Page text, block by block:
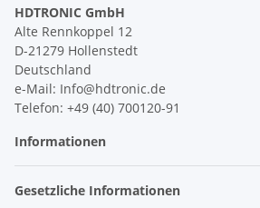
HDTRONIC GmbH
Alte Rennkoppel 12
D-21279 Hollenstedt
Deutschland
e-Mail: Info@hdtronic.de
Telefon: +49 (40) 700120-91
Informationen
Gesetzliche Informationen